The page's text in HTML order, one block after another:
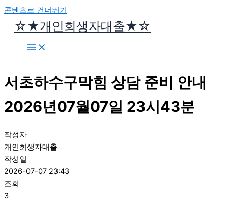
콘텐츠로 건너뛰기
☆★개인회생자대출★☆
서초하수구막힘 상담 준비 안내
2026년07월07일 23시43분
작성자
개인회생자대출
작성일
2026-07-07 23:43
조회
3